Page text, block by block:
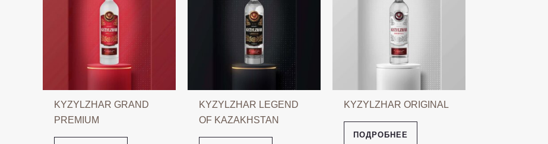
KYZYLZHAR GRAND
PREMIUM
KYZYLZHAR LEGEND
OF KAZAKHSTAN
KYZYLZHAR ORIGINAL
ПОДРОБНЕЕ